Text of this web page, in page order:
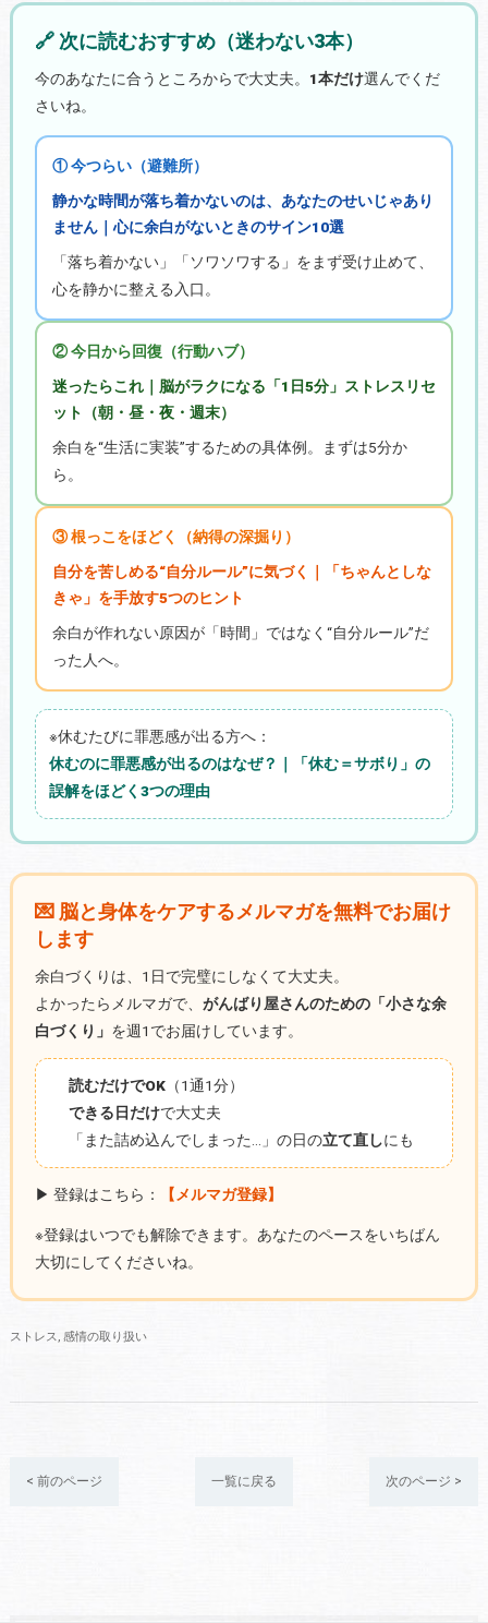
🔗 次に読むおすすめ（迷わない3本）
今のあなたに合うところからで大丈夫。 1本だけ選んでくだ
さいね。
① 今つらい（避難所）
静かな時間が落ち着かないのは、あなたのせいじゃあり
ません｜心に余白がないときのサイン10選
「落ち着かない」「ソワソワする」をまず受け止めて、
心を静かに整える入口。
② 今日から回復（行動ハブ）
迷ったらこれ｜脳がラクになる「1日5分」ストレスリセ
ット（朝・昼・夜・週末）
余白を“生活に実装”するための具体例。まずは5分か
ら。
③ 根っこをほどく（納得の深掘り）
自分を苦しめる“自分ルール”に気づく｜「ちゃんとしな
きゃ」を手放す5つのヒント
余白が作れない原因が「時間」ではなく“自分ルール”だ
った人へ。
※休むたびに罪悪感が出る方へ：
休むのに罪悪感が出るのはなぜ？｜「休む＝サボり」の
誤解をほどく3つの理由
💌 脳と身体をケアするメルマガを無料でお届け
します
余白づくりは、1日で完璧にしなくて大丈夫。
よかったらメルマガで、 がんばり屋さんのための「小さな余
白づくり」 を週1でお届けしています。
読むだけでOK（1通1分）
できる日だけで大丈夫
「また詰め込んでしまった…」の日の立て直しにも
▶ 登録はこちら： 【メルマガ登録】
※登録はいつでも解除できます。あなたのペースをいちばん
大切にしてくださいね。
ストレス 感情の取り扱い
< 前のページ 一覧に戻る 次のページ >